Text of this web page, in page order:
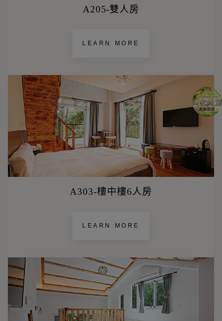
A205-雙人房
LEARN MORE
A303-樓中樓6人房
LEARN MORE